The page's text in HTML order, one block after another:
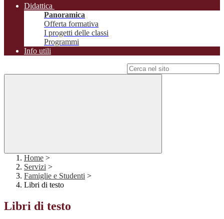
Didattica
Panoramica
Offerta formativa
I progetti delle classi
Programmi
Info utili
Home >
Servizi >
Famiglie e Studenti >
Libri di testo
Libri di testo